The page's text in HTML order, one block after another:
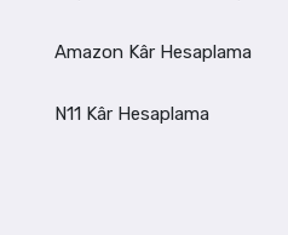
Amazon Kâr Hesaplama
N11 Kâr Hesaplama